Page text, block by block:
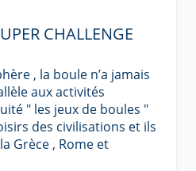
CHALLENGE
, la boule n’a jamais
aux activités
" les jeux de boules "
des civilisations et ils
Grèce , Rome et